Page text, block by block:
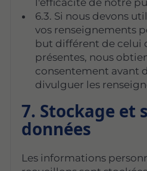
l'efficacité de notre
6.3. Si nous devons
vos renseignements
but différent de celui
présentes, nous
consentement avant
divulguer les
7. Stockage et
données
Les informations